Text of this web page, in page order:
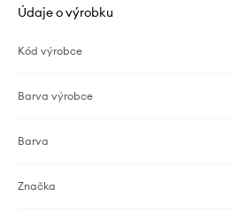
Údaje o výrobku
Kód výrobce
Barva výrobce
Barva
Značka